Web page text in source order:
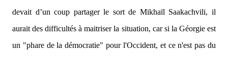
devait d’un coup partager le sort de Mikhaïl Saakachvili, il
aurait des difficultés à maitriser la situation, car si la Géorgie est
un "phare de la démocratie" pour l'Occident, et ce n'est pas du